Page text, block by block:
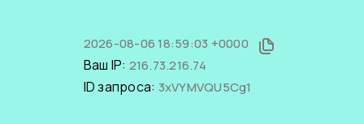
2026-08-06 18:59:03 +0000
Ваш IP: 216.73.216.74
ID запроса: 3xVYMVQU5Cg1